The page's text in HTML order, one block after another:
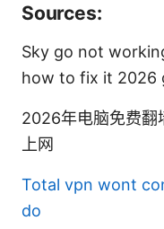
Sources:
Sky go not
how to fix it 2026
2026年电脑免费翻
上网
Total vpn wont
do